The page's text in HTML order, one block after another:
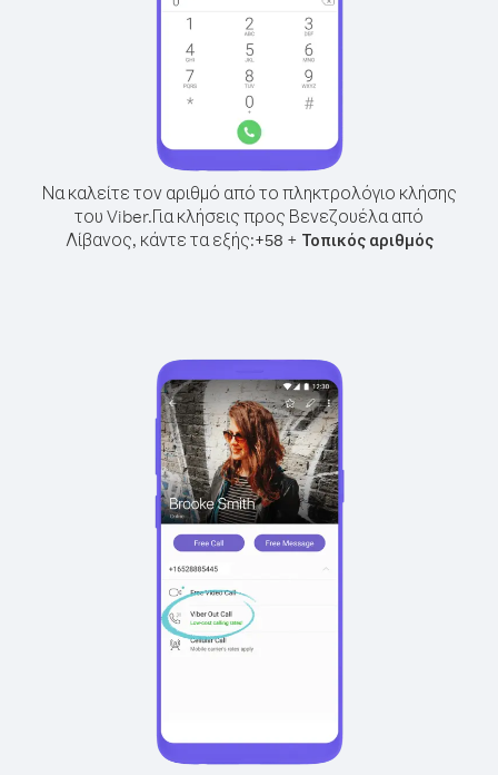
Να καλείτε τον αριθμό από το πληκτρολόγιο κλήσης
του Viber.Για κλήσεις προς Βενεζουέλα από
Λίβανος, κάντε τα εξής:+58 + Τοπικός αριθμός